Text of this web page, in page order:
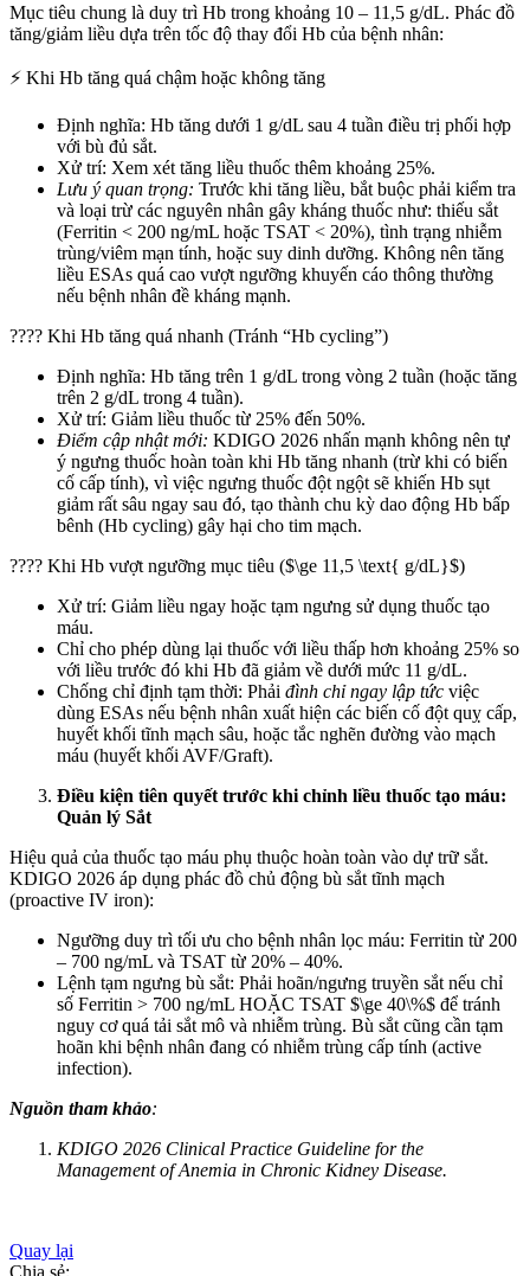
Mục tiêu chung là duy trì Hb trong khoảng 10 – 11,5 g/dL. Phác đồ
tăng/giảm liều dựa trên tốc độ thay đổi Hb của bệnh nhân:
⚡ Khi Hb tăng quá chậm hoặc không tăng
Định nghĩa: Hb tăng dưới 1 g/dL sau 4 tuần điều trị phối hợp
với bù đủ sắt.
Xử trí: Xem xét tăng liều thuốc thêm khoảng 25%.
Lưu ý quan trọng: Trước khi tăng liều, bắt buộc phải kiểm tra
và loại trừ các nguyên nhân gây kháng thuốc như: thiếu sắt
(Ferritin < 200 ng/mL hoặc TSAT < 20%), tình trạng nhiễm
trùng/viêm mạn tính, hoặc suy dinh dưỡng. Không nên tăng
liều ESAs quá cao vượt ngưỡng khuyến cáo thông thường
nếu bệnh nhân đề kháng mạnh.
???? Khi Hb tăng quá nhanh (Tránh “Hb cycling”)
Định nghĩa: Hb tăng trên 1 g/dL trong vòng 2 tuần (hoặc tăng
trên 2 g/dL trong 4 tuần).
Xử trí: Giảm liều thuốc từ 25% đến 50%.
Điểm cập nhật mới: KDIGO 2026 nhấn mạnh không nên tự
ý ngưng thuốc hoàn toàn khi Hb tăng nhanh (trừ khi có biến
cố cấp tính), vì việc ngưng thuốc đột ngột sẽ khiến Hb sụt
giảm rất sâu ngay sau đó, tạo thành chu kỳ dao động Hb bấp
bênh (Hb cycling) gây hại cho tim mạch.
???? Khi Hb vượt ngưỡng mục tiêu ($\ge 11,5 \text{ g/dL}$)
Xử trí: Giảm liều ngay hoặc tạm ngưng sử dụng thuốc tạo
máu.
Chỉ cho phép dùng lại thuốc với liều thấp hơn khoảng 25% so
với liều trước đó khi Hb đã giảm về dưới mức 11 g/dL.
Chống chỉ định tạm thời: Phải đình chỉ ngay lập tức việc
dùng ESAs nếu bệnh nhân xuất hiện các biến cố đột quỵ cấp,
huyết khối tĩnh mạch sâu, hoặc tắc nghẽn đường vào mạch
máu (huyết khối AVF/Graft).
Điều kiện tiên quyết trước khi chỉnh liều thuốc tạo máu:
Quản lý Sắt
Hiệu quả của thuốc tạo máu phụ thuộc hoàn toàn vào dự trữ sắt.
KDIGO 2026 áp dụng phác đồ chủ động bù sắt tĩnh mạch
(proactive IV iron):
Ngưỡng duy trì tối ưu cho bệnh nhân lọc máu: Ferritin từ 200
– 700 ng/mL và TSAT từ 20% – 40%.
Lệnh tạm ngưng bù sắt: Phải hoãn/ngưng truyền sắt nếu chỉ
số Ferritin > 700 ng/mL HOẶC TSAT $\ge 40\%$ để tránh
nguy cơ quá tải sắt mô và nhiễm trùng. Bù sắt cũng cần tạm
hoãn khi bệnh nhân đang có nhiễm trùng cấp tính (active
infection).
Nguồn tham khảo:
KDIGO 2026 Clinical Practice Guideline for the
Management of Anemia in Chronic Kidney Disease.
Quay lại
Chia sẻ: